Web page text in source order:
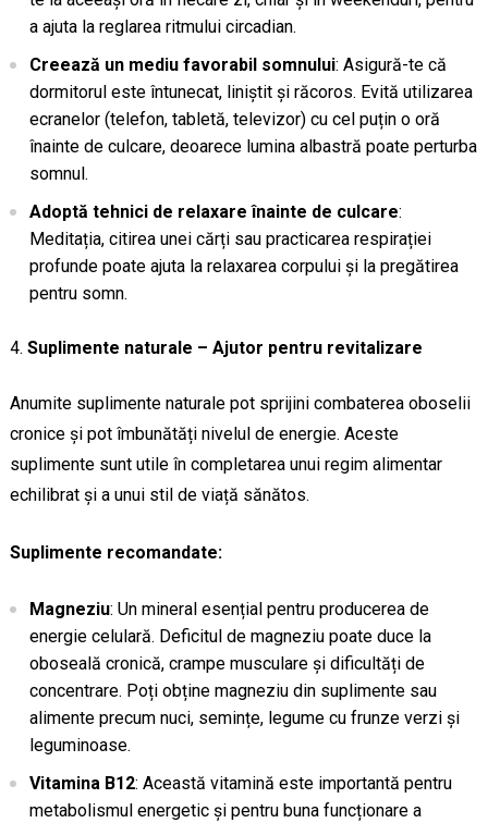
a ajuta la reglarea ritmului circadian.
Creează un mediu favorabil somnului: Asigură-te că
dormitorul este întunecat, liniștit și răcoros. Evită utilizarea
ecranelor (telefon, tabletă, televizor) cu cel puțin o oră
înainte de culcare, deoarece lumina albastră poate perturba
somnul.
Adoptă tehnici de relaxare înainte de culcare:
Meditația, citirea unei cărți sau practicarea respirației
profunde poate ajuta la relaxarea corpului și la pregătirea
pentru somn.
Suplimente naturale – Ajutor pentru revitalizare
Anumite suplimente naturale pot sprijini combaterea oboselii
cronice și pot îmbunătăți nivelul de energie. Aceste
suplimente sunt utile în completarea unui regim alimentar
echilibrat și a unui stil de viață sănătos.
Suplimente recomandate:
Magneziu: Un mineral esențial pentru producerea de
energie celulară. Deficitul de magneziu poate duce la
oboseală cronică, crampe musculare și dificultăți de
concentrare. Poți obține magneziu din suplimente sau
alimente precum nuci, semințe, legume cu frunze verzi și
leguminoase.
Vitamina B12: Această vitamină este importantă pentru
metabolismul energetic și pentru buna funcționare a